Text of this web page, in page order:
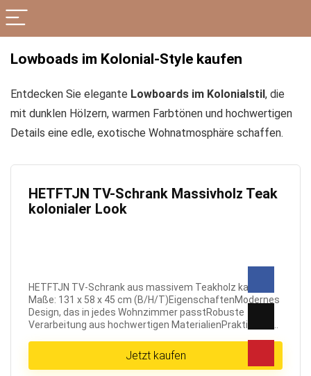
Lowboads im Kolonial-Style kaufen
Entdecken Sie elegante Lowboards im Kolonialstil, die
mit dunklen Hölzern, warmen Farbtönen und hochwertigen
Details eine edle, exotische Wohnatmosphäre schaffen.
HETFTJN TV-Schrank Massivholz Teak
kolonialer Look
HETFTJN TV-Schrank aus massivem Teakholz kaufen
Maße: 131 x 58 x 45 cm (B/H/T)EigenschaftenModernes
Design, das in jedes Wohnzimmer passtRobuste
Verarbeitung aus hochwertigen MaterialienPraktische ...
Jetzt kaufen